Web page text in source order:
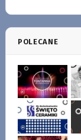
POLECANE